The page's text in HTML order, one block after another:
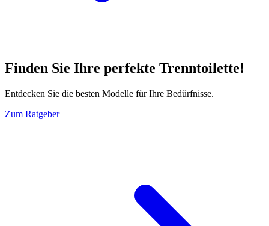
Finden Sie Ihre perfekte Trenntoilette!
Entdecken Sie die besten Modelle für Ihre Bedürfnisse.
Zum Ratgeber